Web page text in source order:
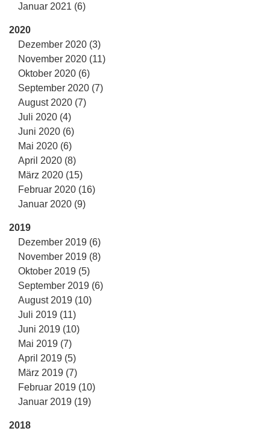
Januar 2021 (6)
2020
Dezember 2020 (3)
November 2020 (11)
Oktober 2020 (6)
September 2020 (7)
August 2020 (7)
Juli 2020 (4)
Juni 2020 (6)
Mai 2020 (6)
April 2020 (8)
März 2020 (15)
Februar 2020 (16)
Januar 2020 (9)
2019
Dezember 2019 (6)
November 2019 (8)
Oktober 2019 (5)
September 2019 (6)
August 2019 (10)
Juli 2019 (11)
Juni 2019 (10)
Mai 2019 (7)
April 2019 (5)
März 2019 (7)
Februar 2019 (10)
Januar 2019 (19)
2018